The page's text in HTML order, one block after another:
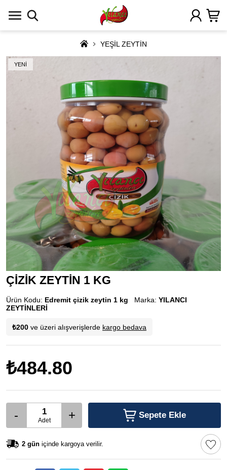
YEŞİL ZEYTİN
YENİ
ÇİZİK ZEYTİN 1 KG
Ürün Kodu: Edremit çizik zeytin 1 kg Marka: YILANCI
ZEYTİNLERİ
₺200 ve üzeri alışverişlerde kargo bedava
₺484.80
- Adet + Sepete Ekle
2 gün içinde kargoya verilir.